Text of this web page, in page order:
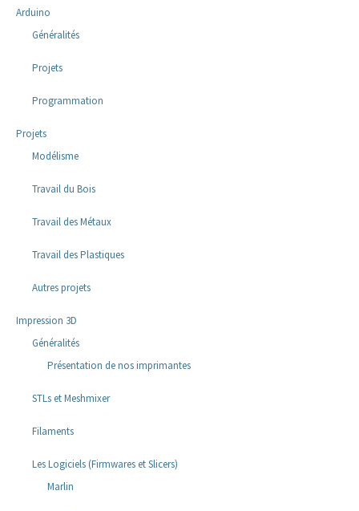
Arduino
Généralités
Projets
Programmation
Projets
Modélisme
Travail du Bois
Travail des Métaux
Travail des Plastiques
Autres projets
Impression 3D
Généralités
Présentation de nos imprimantes
STLs et Meshmixer
Filaments
Les Logiciels (Firmwares et Slicers)
Marlin